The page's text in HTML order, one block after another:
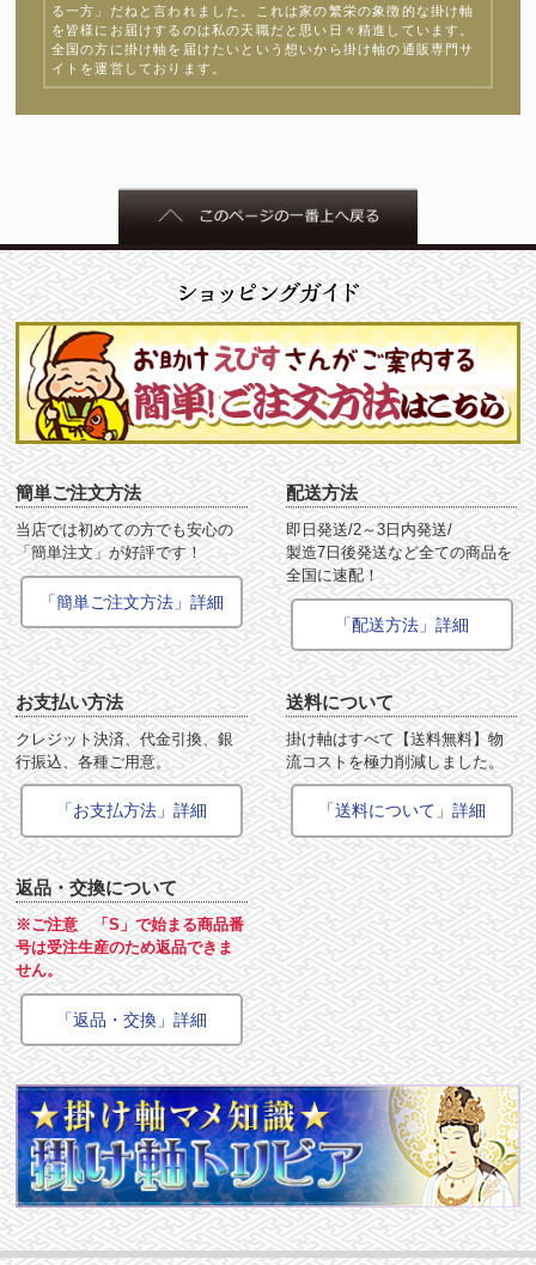
る一方」だねと言われました。これは家の繁栄の象徴的な掛け軸
を皆様にお届けするのは私の天職だと思い日々精進しています。
全国の方に掛け軸を届けたいという想いから掛け軸の通販専門サ
イトを運営しております。
簡単ご注文方法
当店では初めての方でも安心の
「簡単注文」が好評です！
「簡単ご注文方法」詳細
配送方法
即日発送/2～3日内発送/
製造7日後発送など全ての商品を
全国に速配！
「配送方法」詳細
お支払い方法
クレジット決済、代金引換、銀
行振込、各種ご用意。
「お支払方法」詳細
送料について
掛け軸はすべて【送料無料】物
流コストを極力削減しました。
「送料について」詳細
返品・交換について
※ご注意 「S」で始まる商品番
号は受注生産のため返品できま
せん。
「返品・交換」詳細